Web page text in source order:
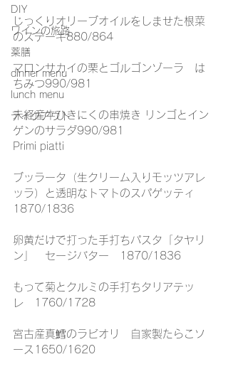
DIY
ワインの旅路
薬膳
dinner menu
lunch menu
テイクアウト
じっくりオリーブオイルをしませた根菜
のステーキ880/864
マロンサカイの栗とゴルゴンゾーラ　は
ちみつ990/981
未経産牛ひきにくの串焼き リンゴとイン
ゲンのサラダ990/981
Primi piatti
ブッラータ（生クリーム入りモッツアレ
ッラ）と透明なトマトのスパゲッティ
1870/1836
卵黄だけで打った手打ちパスタ「タヤリ
ン」　セージバター　1870/1836
もって菊とクルミの手打ちタリアテッ
レ　1760/1728
宮古産真鱈のラビオリ　自家製たらこソ
ース1650/1620